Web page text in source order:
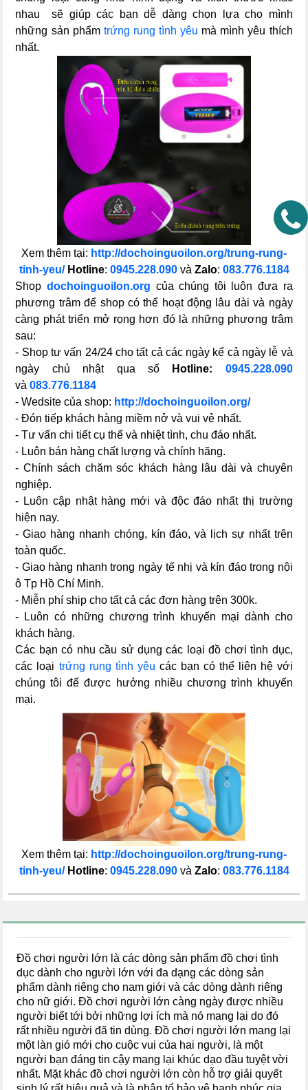
nhau sẽ giúp các bạn dễ dàng chọn lựa cho mình
những sản phẩm trứng rung tình yêu mà mình yêu thích
nhất.
Xem thêm tại: http://dochoinguoilon.org/trung-rung-
tinh-yeu/Hotline: 0945.228.090và Zalo: 083.776.1184
Shopdochoinguoilon.org của chúng tôi luôn đưa ra
phương trâm để shop có thể hoạt động lâu dài và ngày
càng phát triển mở rọng hơn đó là những phương trâm
sau:
- Shop tư vấn 24/24 cho tất cả các ngày kể cả ngày lễ và
ngày chủ nhật qua số
Hotline: 0945.228.090
và083.776.1184
- Wedsite của shop: http://dochoinguoilon.org/
- Đón tiếp khách hàng miềm nở và vui vẻ nhất.
- Tư vấn chi tiết cụ thể và nhiệt tình, chu đáo nhất.
- Luôn bán hàng chất lượng và chính hãng.
- Chính sách chăm sóc khách hàng lâu dài và chuyên
nghiệp.
- Luôn cập nhật hàng mới và độc đáo nhất thị trường
hiện nay.
- Giao hàng nhanh chóng, kín đáo, và lịch sự nhất trên
toàn quốc.
- Giao hàng nhanh trong ngày tế nhị và kín đáo trong nội
ô Tp Hồ Chí Minh.
- Miễn phí ship cho tất cả các đơn hàng trên 300k.
- Luôn có những chương trình khuyến mại dành cho
khách hàng.
Các bạn có nhu cầu sử dụng các loại đồ chơi tình dục,
các loại trứng rung tình yêu các bạn có thể liên hệ với
chúng tôi để được hưởng nhiều chương trình khuyến
mại.
Xem thêm tại: http://dochoinguoilon.org/trung-rung-
tinh-yeu/Hotline: 0945.228.090và Zalo: 083.776.1184
Đồ chơi người lớn là các dòng sản phẩm đồ chơi tình
dục dành cho người lớn với đa dạng các dòng sản
phẩm dành riêng cho nam giới và các dòng dành riêng
cho nữ giới. Đồ chơi người lớn càng ngày được nhiều
người biết tới bởi những lợi ích mà nó mang lại do đó
rất nhiều người đã tin dùng. Đồ chơi người lớn mang lại
một làn gió mới cho cuộc vui của hai người, là một
người bạn đáng tin cậy mang lại khúc dạo đầu tuyệt vời
nhất. Mặt khác đồ chơi người lớn còn hỗ trợ giải quyết